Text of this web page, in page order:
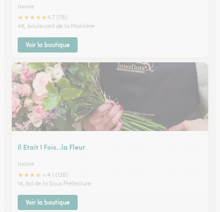
Issoire
★★★★★4.7 (78)
48, boulevard de la Manlière
Voir la boutique
Il Etait 1 Fois…la Fleur
Issoire
★★★★
4.1 (126)
14, bd de la Sous Préfecture
Voir la boutique